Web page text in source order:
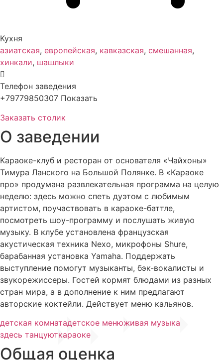
Кухня
азиатская, европейская, кавказская, смешанная,
хинкали, шашлыки
Телефон заведения
+79779850307 Показать
Заказать столик
О заведении
Караоке-клуб и ресторан от основателя «Чайхоны»
Тимура Ланского на Большой Полянке. В «Караоке
про» продумана развлекательная программа на целую
неделю: здесь можно спеть дуэтом с любимым
артистом, поучаствовать в караоке-баттле,
посмотреть шоу-программу и послушать живую
музыку. В клубе установлена французская
акустическая техника Nexo, микрофоны Shure,
барабанная установка Yamaha. Поддержать
выступление помогут музыканты, бэк-вокалисты и
звукорежиссеры. Гостей кормят блюдами из разных
стран мира, а в дополнение к ним предлагают
авторские коктейли. Действует меню кальянов.
детская комнатадетское менюживая музыка
здесь танцуюткараоке
Общая оценка